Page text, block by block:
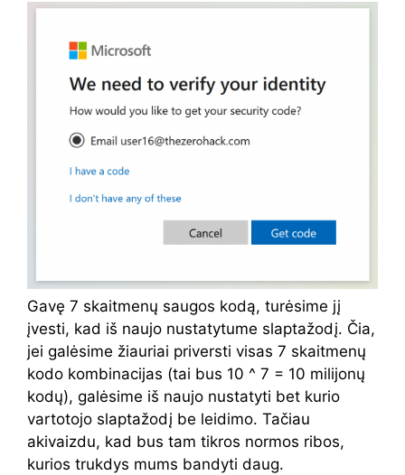
Gavę 7 skaitmenų saugos kodą, turėsime jį
įvesti, kad iš naujo nustatytume slaptažodį. Čia,
jei galėsime žiauriai priversti visas 7 skaitmenų
kodo kombinacijas (tai bus 10 ^ 7 = 10 milijonų
kodų), galėsime iš naujo nustatyti bet kurio
vartotojo slaptažodį be leidimo. Tačiau
akivaizdu, kad bus tam tikros normos ribos,
kurios trukdys mums bandyti daug.